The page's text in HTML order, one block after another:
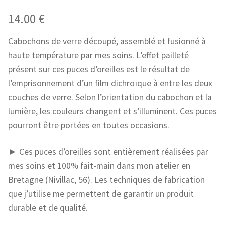
14.00 €
Cabochons de verre découpé, assemblé et fusionné à
haute température par mes soins. L’effet pailleté
présent sur ces puces d’oreilles est le résultat de
l’emprisonnement d’un film dichroïque à entre les deux
couches de verre. Selon l’orientation du cabochon et la
lumière, les couleurs changent et s’illuminent. Ces puces
pourront être portées en toutes occasions.
► Ces puces d’oreilles sont entièrement réalisées par
mes soins et 100% fait-main dans mon atelier en
Bretagne (Nivillac, 56). Les techniques de fabrication
que j’utilise me permettent de garantir un produit
durable et de qualité.